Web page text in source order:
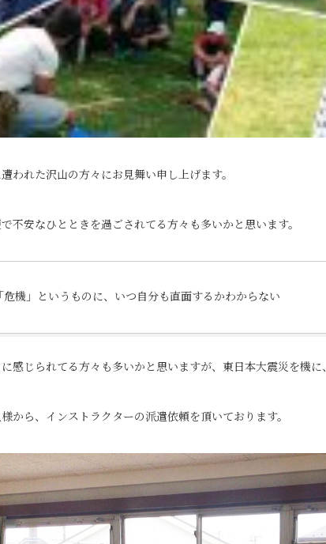
われた沢山の方々にお見舞い申し上げます。
不安なひとときを過ごされてる方々も多いかと思います。
機」というものに、いつ自分も直面するかわからない
感じられてる方々も多いかと思いますが、東日本大震災を機に
から、インストラクターの派遣依頼を頂いております。